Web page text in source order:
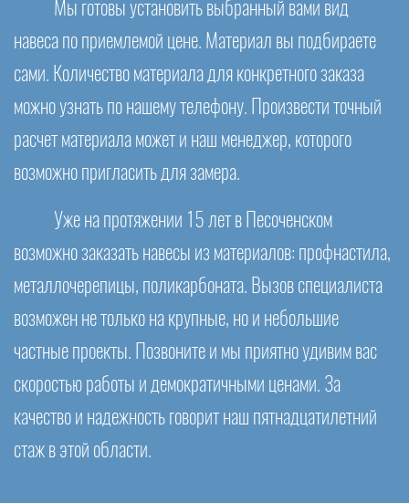
Мы готовы установить выбранный вами вид
навеса по приемлемой цене. Материал вы подбираете
сами. Количество материала для конкретного заказа
можно узнать по нашему телефону. Произвести точный
расчет материала может и наш менеджер, которого
возможно пригласить для замера.
Уже на протяжении 15 лет в Песоченском
возможно заказать навесы из материалов: профнастила,
металлочерепицы, поликарбоната. Вызов специалиста
возможен не только на крупные, но и небольшие
частные проекты. Позвоните и мы приятно удивим вас
скоростью работы и демократичными ценами. За
качество и надежность говорит наш пятнадцатилетний
стаж в этой области.